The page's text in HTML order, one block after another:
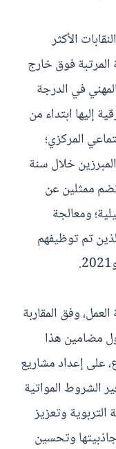
الأكثر
المرتبة فوق خارج
في الدرجة
إليها ابتداء من
المركزي؛
خلال سنة
تضم ممثلين عن
ومعالجة
تم توظيفهم
وفق المقاربة
مضامين هذا
على إعداد مشاريع
الشروط المواتية
وتعزيز
وتحسين